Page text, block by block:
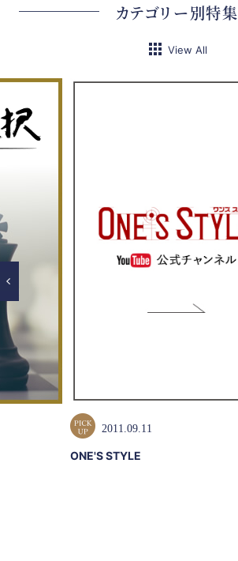
カテゴリー別特集
View All
2011.09.11
ONE'S STYLE